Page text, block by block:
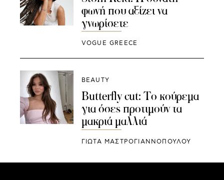
φωνή που αξίζει να
γνωρίσετε
VOGUE GREECE
BEAUTY
Butterfly cut: Το κούρεμα
για όσες προτιμούν τα
μακριά μαλλιά
ΓΙΩΤΑ ΜΑΣΤΡΟΓΙΑΝΝΟΠΟΥΛΟΥ